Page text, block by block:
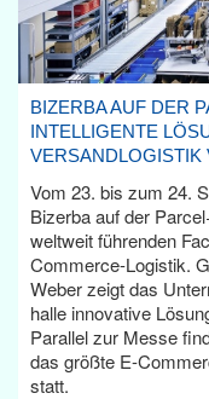
BIZERBA AUF DER
INTELLIGENTE
VERSANDLOGISTIK
Vom 23. bis zum 24.
Bizerba auf der
weltweit führenden
Commerce-Logistik.
Weber zeigt das
halle innovative
Parallel zur Messe
das größte E-
statt.